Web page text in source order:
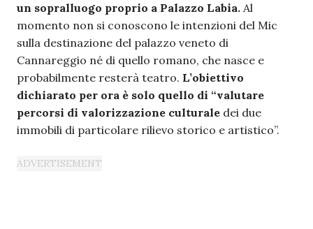
un sopralluogo proprio a Palazzo Labia. Al
momento non si conoscono le intenzioni del Mic
sulla destinazione del palazzo veneto di
Cannareggio né di quello romano, che nasce e
probabilmente resterà teatro. L’obiettivo
dichiarato per ora è solo quello di “valutare
percorsi di valorizzazione culturale dei due
immobili di particolare rilievo storico e artistico”.